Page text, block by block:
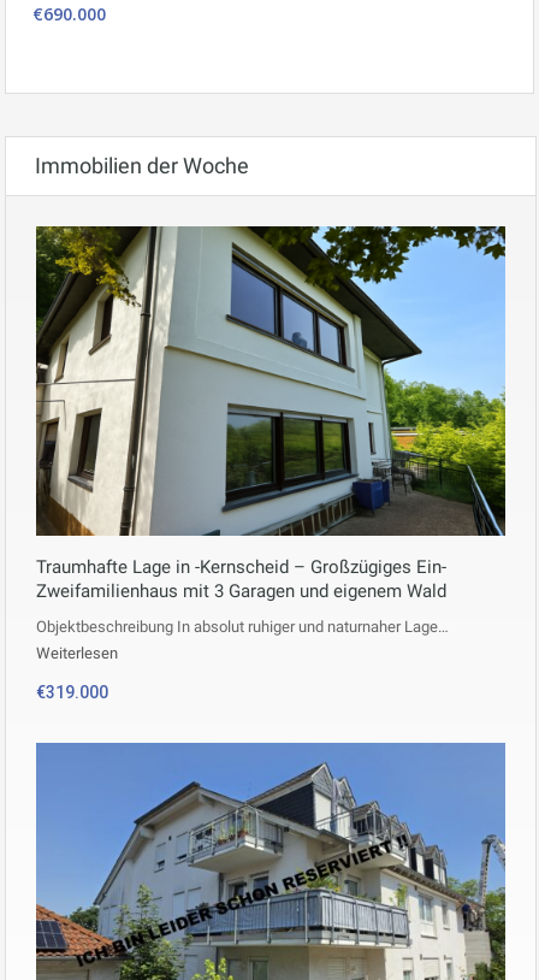
€690.000
Immobilien der Woche
Traumhafte Lage in -Kernscheid – Großzügiges Ein-
Zweifamilienhaus mit 3 Garagen und eigenem Wald
Objektbeschreibung In absolut ruhiger und naturnaher Lage…
Weiterlesen
€319.000